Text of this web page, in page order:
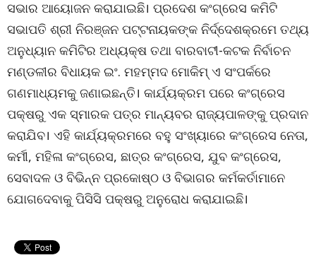
ସଭାର ଆୟୋଜନ କରାଯାଇଛି। ପ୍ରଦେଶ କଂଗ୍ରେସ କମିଟି
ସଭାପତି ଶ୍ରୀ ନିରଞ୍ଜନ ପଟ୍ଟନାୟକଙ୍କ ନିର୍ଦ୍ଦେଶକ୍ରମେ ତଥ୍ୟ
ଅନୁଧ୍ୟାନ କମିଟିର ଅଧ୍ୟକ୍ଷ ତଥା ବାରବାଟୀ-କଟକ ନିର୍ବାଚନ
ମଣ୍ଡଳୀର ବିଧାୟକ ଇଂ. ମହମ୍ମଦ ମୋକିମ୍ ଏ ସଂପର୍କରେ
ଗଣମାଧ୍ୟମକୁ ଜଣାଇଛନ୍ତି। କାର୍ଯ୍ୟକ୍ରମ ପରେ କଂଗ୍ରେସ
ପକ୍ଷରୁ ଏକ ସ୍ମାରକ ପତ୍ର ମାନ୍ୟବର ରାଜ୍ୟପାଳଙ୍କୁ ପ୍ରଦାନ
କରାଯିବ। ଏହି କାର୍ଯ୍ୟକ୍ରମରେ ବହୁ ସଂଖ୍ୟାରେ କଂଗ୍ରେସ ନେତା,
କର୍ମୀ, ମହିଳା କଂଗ୍ରେସ, ଛାତ୍ର କଂଗ୍ରେସ, ଯୁବ କଂଗ୍ରେସ,
ସେବାଦଳ ଓ ବିଭିନ୍ନ ପ୍ରକୋଷ୍ଠ ଓ ବିଭାଗର କର୍ମକର୍ତାମାନେ
ଯୋଗଦେବାକୁ ପିସିସି ପକ୍ଷରୁ ଅନୁରୋଧ କରାଯାଇଛି।